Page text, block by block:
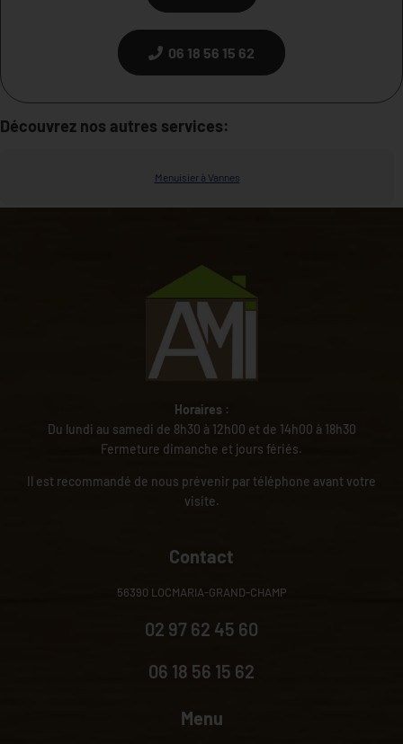
06 18 56 15 62
Découvrez nos autres services:
Menuisier à Vannes
Horaires :
Du lundi au samedi de 8h30 à 12h00 et de 14h00 à 18h30
Fermeture dimanche et jours fériés.
Il est recommandé de nous prévenir par téléphone avant votre
visite.
Contact
56390 LOCMARIA-GRAND-CHAMP
02 97 62 45 60
06 18 56 15 62
Menu